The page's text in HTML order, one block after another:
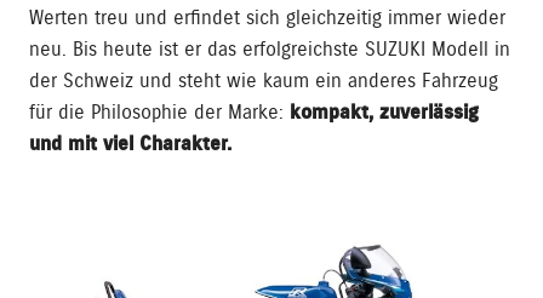
Werten treu und erfindet sich gleichzeitig immer wieder
neu. Bis heute ist er das erfolgreichste SUZUKI Modell in
der Schweiz und steht wie kaum ein anderes Fahrzeug
für die Philosophie der Marke: kompakt, zuverlässig
und mit viel Charakter.